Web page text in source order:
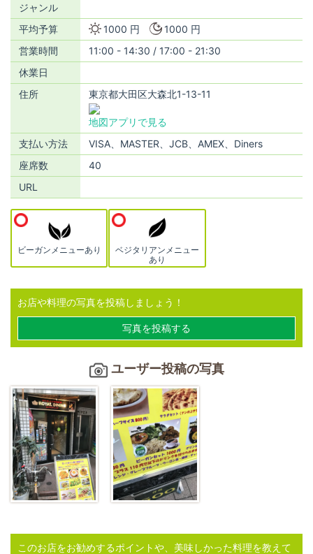
ジャンル
平均予算
1000 円
1000 円
営業時間
11:00 - 14:30 / 17:00 - 21:30
休業日
住所
東京都大田区大森北1-13-11
地図アプリで見る
支払い方法
VISA、MASTER、JCB、AMEX、Diners
座席数
40
URL
ビーガンメニューあり
ベジタリアンメニュー
あり
お店や料理の写真を投稿しましょう！
写真を投稿する
ユーザー投稿の写真
このお店をお勧めするポイントや、美味しかった料理を教えて